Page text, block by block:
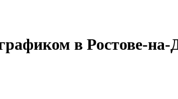
в Ростове-на-